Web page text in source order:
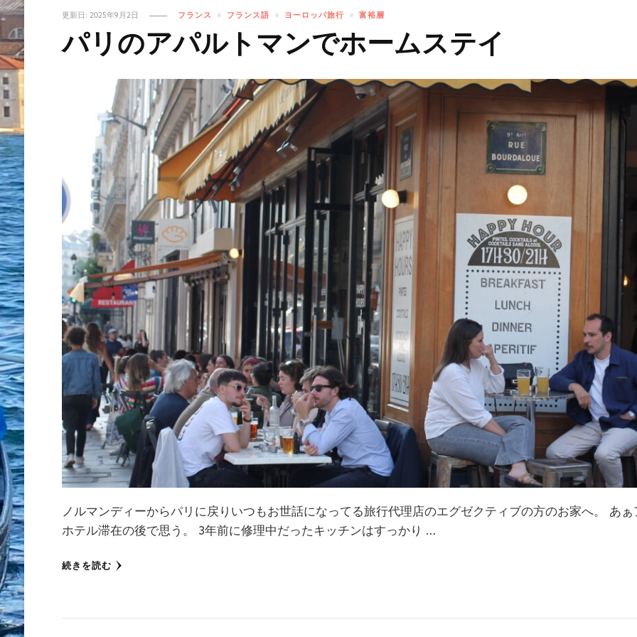
更新日: 2025年9月2日 フランス フランス語 ヨーロッパ旅行 富裕層
パリのアパルトマンでホームステイ
ノルマンディーからパリに戻りいつもお世話になってる旅行代理店のエグゼクティブの方のお家へ。 あ
ホテル滞在の後で思う。 3年前に修理中だったキッチンはすっかり …
続きを読む